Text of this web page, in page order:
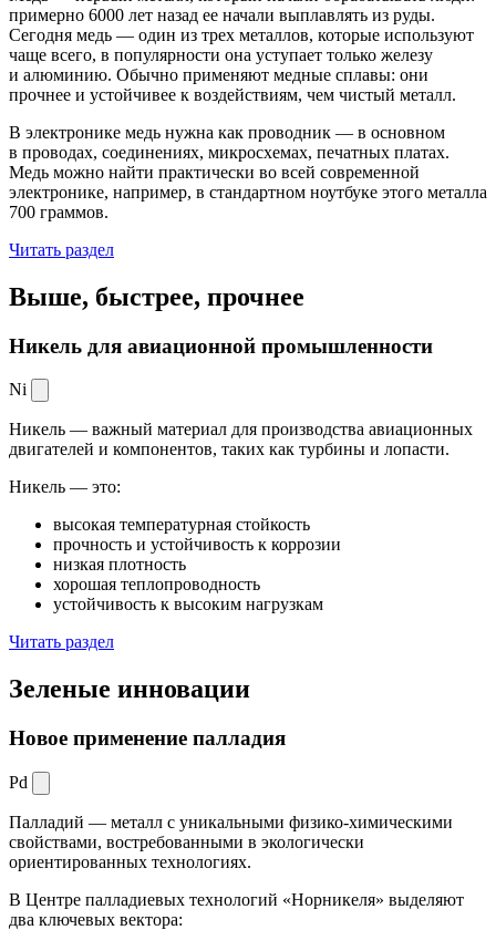
примерно 6000 лет назад ее начали выплавлять из руды.
Сегодня медь — один из трех металлов, которые используют
чаще всего, в популярности она уступает только железу
и алюминию. Обычно применяют медные сплавы: они
прочнее и устойчивее к воздействиям, чем чистый металл.
В электронике медь нужна как проводник — в основном
в проводах, соединениях, микросхемах, печатных платах.
Медь можно найти практически во всей современной
электронике, например, в стандартном ноутбуке этого металла
700 граммов.
Читать раздел
Выше, быстрее, прочнее
Никель для авиационной промышленности
Ni
Никель — важный материал для производства авиационных
двигателей и компонентов, таких как турбины и лопасти.
Никель — это:
высокая температурная стойкость
прочность и устойчивость к коррозии
низкая плотность
хорошая теплопроводность
устойчивость к высоким нагрузкам
Читать раздел
Зеленые инновации
Новое применение палладия
Pd
Палладий — металл с уникальными физико-химическими
свойствами, востребованными в экологически
ориентированных технологиях.
В Центре палладиевых технологий «Норникеля» выделяют
два ключевых вектора: